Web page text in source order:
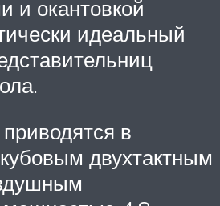
и окантовкой
идеальный
в
двухтактным